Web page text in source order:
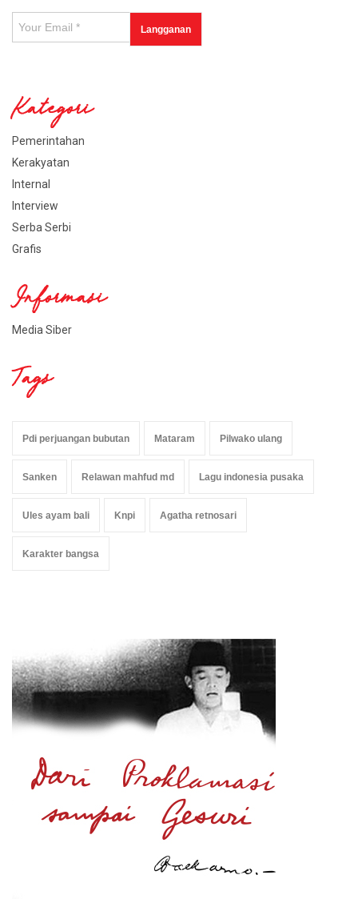
Kategori
Pemerintahan
Kerakyatan
Internal
Interview
Serba Serbi
Grafis
Informasi
Media Siber
Tags
Pdi perjuangan bubutan Mataram Pilwako ulang
Sanken Relawan mahfud md Lagu indonesia pusaka
Ules ayam bali Knpi Agatha retnosari
Karakter bangsa